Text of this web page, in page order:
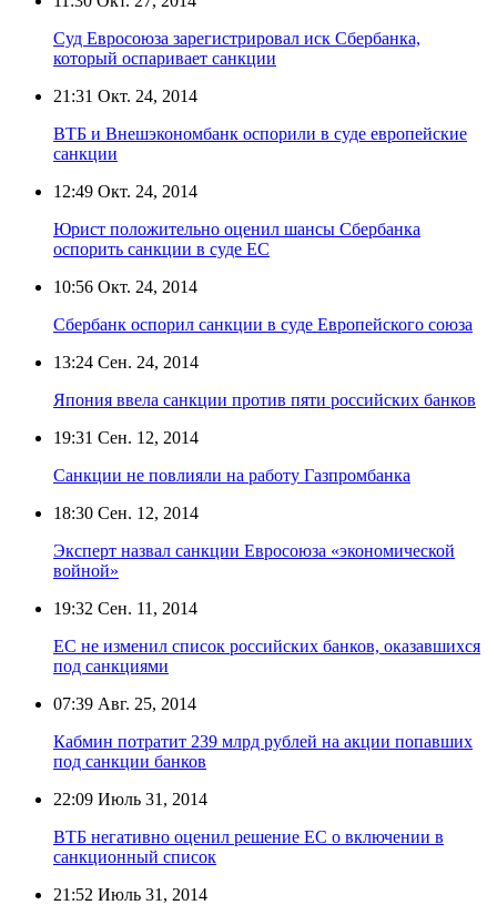
Суд Евросоюза зарегистрировал иск Сбербанка,
который оспаривает санкции
21:31 Окт. 24, 2014
ВТБ и Внешэкономбанк оспорили в суде европейские
санкции
12:49 Окт. 24, 2014
Юрист положительно оценил шансы Сбербанка
оспорить санкции в суде ЕС
10:56 Окт. 24, 2014
Сбербанк оспорил санкции в суде Европейского союза
13:24 Сен. 24, 2014
Япония ввела санкции против пяти российских банков
19:31 Сен. 12, 2014
Санкции не повлияли на работу Газпромбанка
18:30 Сен. 12, 2014
Эксперт назвал санкции Евросоюза «экономической
войной»
19:32 Сен. 11, 2014
ЕС не изменил список российских банков, оказавшихся
под санкциями
07:39 Авг. 25, 2014
Кабмин потратит 239 млрд рублей на акции попавших
под санкции банков
22:09 Июль 31, 2014
ВТБ негативно оценил решение ЕС о включении в
санкционный список
21:52 Июль 31, 2014